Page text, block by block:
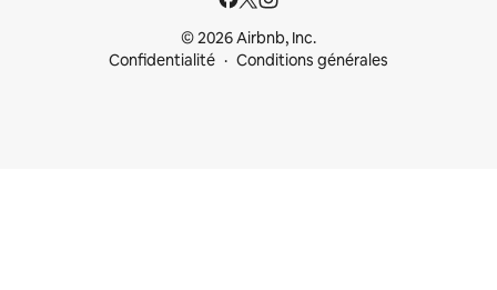
© 2026 Airbnb, Inc.
Confidentialité
Conditions générales